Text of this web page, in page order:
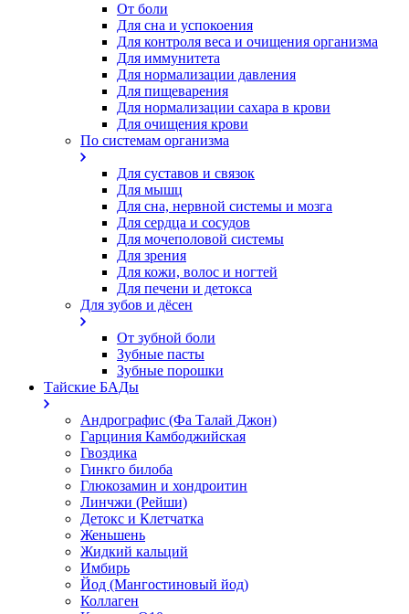
От боли
Для сна и успокоения
Для контроля веса и очищения организма
Для иммунитета
Для нормализации давления
Для пищеварения
Для нормализации сахара в крови
Для очищения крови
По системам организма
Для суставов и связок
Для мышц
Для сна, нервной системы и мозга
Для сердца и сосудов
Для мочеполовой системы
Для зрения
Для кожи, волос и ногтей
Для печени и детокса
Для зубов и дёсен
От зубной боли
Зубные пасты
Зубные порошки
Тайские БАДы
Андрографис (Фа Талай Джон)
Гарциния Камбоджийская
Гвоздика
Гинкго билоба
Глюкозамин и хондроитин
Линчжи (Рейши)
Детокс и Клетчатка
Женьшень
Жидкий кальций
Имбирь
Йод (Мангостиновый йод)
Коллаген